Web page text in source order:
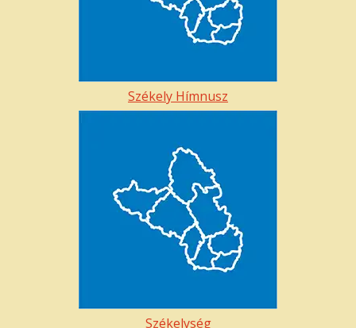
Székely Hímnusz
Székelység